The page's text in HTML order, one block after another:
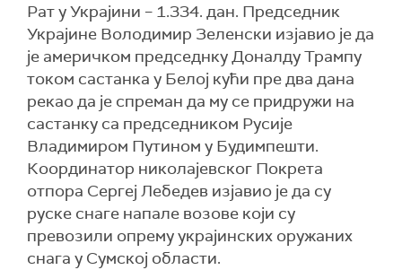
Рат у Украјини – 1.334. дан. Председник
Украјине Володимир Зеленски изјавио је да
је америчком председнку Доналду Трампу
током састанка у Белој кући пре два дана
рекао да је спреман да му се придружи на
састанку са председником Русије
Владимиром Путином у Будимпешти.
Координатор николајевског Покрета
отпора Сергеј Лебедев изјавио је да су
руске снаге напале возове који су
превозили опрему украјинских оружаних
снага у Сумској области.